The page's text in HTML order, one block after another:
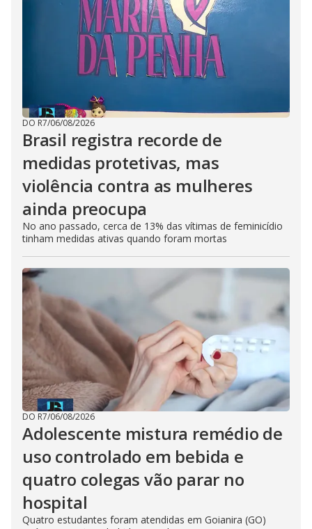
DO R7/06/08/2026
Brasil registra recorde de
medidas protetivas, mas
violência contra as mulheres
ainda preocupa
No ano passado, cerca de 13% das vítimas de feminicídio
tinham medidas ativas quando foram mortas
DO R7/06/08/2026
Adolescente mistura remédio de
uso controlado em bebida e
quatro colegas vão parar no
hospital
Quatro estudantes foram atendidas em Goianira (GO)